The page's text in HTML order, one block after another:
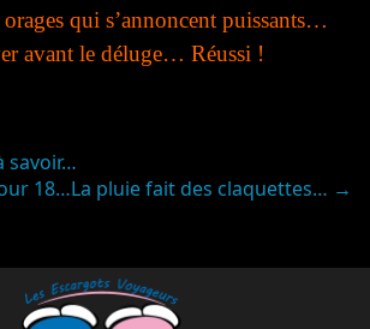
qui s’annoncent puissants…
avant le déluge… Réussi !
savoir…
18…La pluie fait des claquettes… →